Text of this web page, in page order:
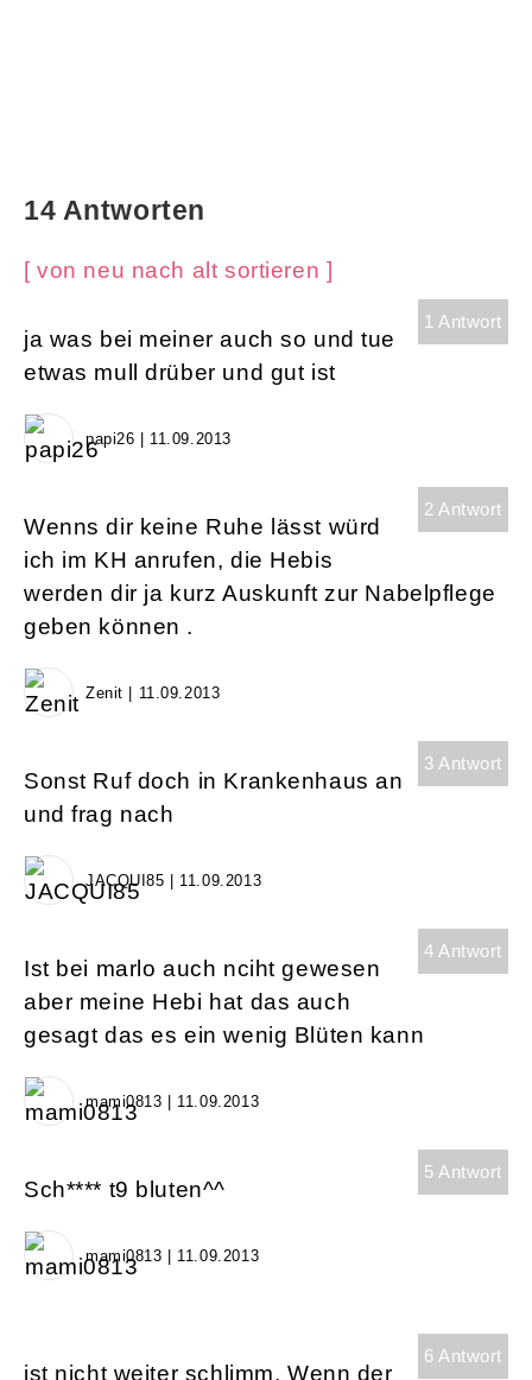
14 Antworten
[ von neu nach alt sortieren ]
1 Antwort
ja was bei meiner auch so und tue
etwas mull drüber und gut ist
papi26 | 11.09.2013
2 Antwort
Wenns dir keine Ruhe lässt würd
ich im KH anrufen, die Hebis
werden dir ja kurz Auskunft zur Nabelpflege
geben können .
Zenit | 11.09.2013
3 Antwort
Sonst Ruf doch in Krankenhaus an
und frag nach
JACQUI85 | 11.09.2013
4 Antwort
Ist bei marlo auch nciht gewesen
aber meine Hebi hat das auch
gesagt das es ein wenig Blüten kann
mami0813 | 11.09.2013
5 Antwort
Sch**** t9 bluten^^
mami0813 | 11.09.2013
6 Antwort
ist nicht weiter schlimm. Wenn der